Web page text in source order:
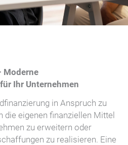
Moderne
Ihr Unternehmen
in Anspruch zu
die eigenen finanziellen Mittel
zu erweitern oder
zu realisieren. Eine